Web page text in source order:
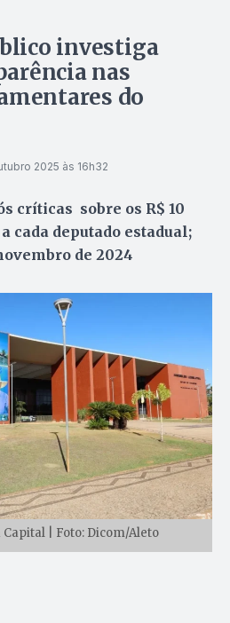
investiga
nas
do
2025 às 16h32
críticas sobre os R$ 10
cada deputado estadual;
de 2024
Capital | Foto: Dicom/Aleto